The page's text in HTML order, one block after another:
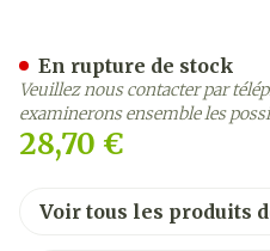
28,70 €
En rupture de stock
Veuillez nous contacter par
examinerons ensemble les
Voir tous les produits